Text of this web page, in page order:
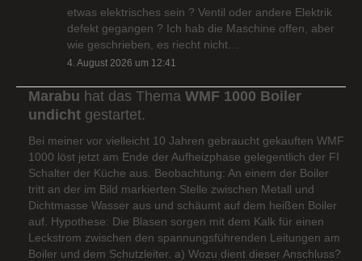
etwas elektrisches sein ? Ventil oder andere Elektrik
defekt gegangen ? Ich hab die Maschine offen, aber
wie geschrieben, es riecht nicht…
4. August 2026 um 12:41
Marabu hat das Thema WMF 1000 Boiler
undicht gestartet.
Bei meiner vor vielleicht 10 Jahren gebraucht gekauften WMF
1000 löst jetzt am Ende der Aufheizphase gelegentlich der FI
Schalter der Küche aus. Beobachtung: An einem der Boiler
tritt an der im Bild markierten Stelle zwischen Metall und
Dichtmasse Wasser aus und schäumt auf dem heißen Boiler
auf. Hypothese: Die Blasen sorgen mit dem Kalk für einen
Leckstrom zwischen den spannungsführenden Leitungen am
Boiler und dem Schutzleiter. a) Wozu dient dieser Anschluss?